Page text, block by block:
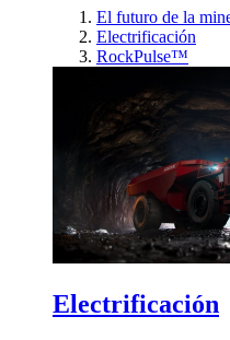
El futuro de la
Electrificación
RockPulse™
Electrificación